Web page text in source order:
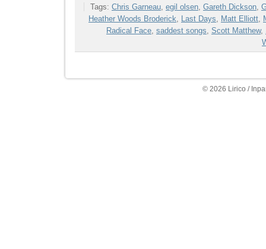
Tags: Chris Garneau, egil olsen, Gareth Dickson,
Heather Woods Broderick, Last Days, Matt Elliott,
Radical Face, saddest songs, Scott Matthew,
© 2026 Lirico /